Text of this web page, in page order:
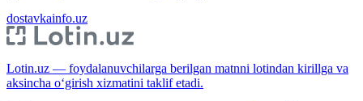
dostavkainfo.uz
Lotin.uz — foydalanuvchilarga berilgan matnni lotindan kirillga va
aksincha o‘girish xizmatini taklif etadi.